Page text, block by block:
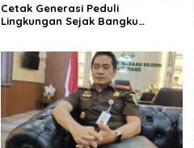
Cetak Generasi Peduli
Lingkungan Sejak Bangku